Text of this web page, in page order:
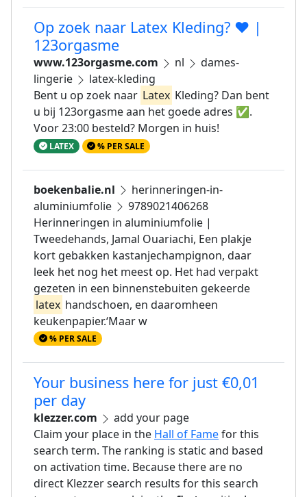
Op zoek naar Latex Kleding? ❤ |
123orgasme
www.123orgasme.com nl
dames-
lingerie
latex-kleding
Bent u op zoek naar Latex Kleding? Dan bent
u bij 123orgasme aan het goede adres ✅.
Voor 23:00 besteld? Morgen in huis!
LATEX % PER SALE
boekenbalie.nl
herinneringen-in-
aluminiumfolie
9789021406268
Herinneringen in aluminiumfolie |
Tweedehands, Jamal Ouariachi, Een plakje
kort gebakken kastanjechampignon, daar
leek het nog het meest op. Het had verpakt
gezeten in een binnenstebuiten gekeerde
latex handschoen, en daaromheen
keukenpapier.‘Maar w
% PER SALE
Your business here for just €0,01
per day
klezzer.com
add your page
Claim your place in the Hall of Famefor this
search term. The ranking is static and based
on activation time. Because there are no
direct Klezzer search results for this search